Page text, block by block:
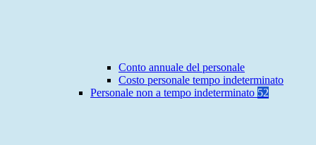
Conto annuale del personale
Costo personale tempo indeterminato
Personale non a tempo indeterminato 52